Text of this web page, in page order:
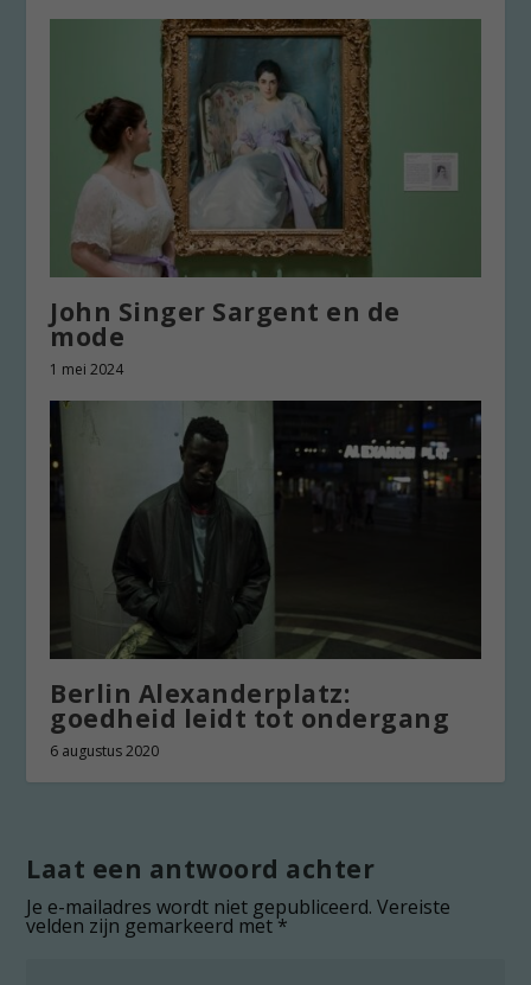
John Singer Sargent en de
mode
1 mei 2024
Berlin Alexanderplatz:
goedheid leidt tot ondergang
6 augustus 2020
Laat een antwoord achter
Je e-mailadres wordt niet gepubliceerd. Vereiste
velden zijn gemarkeerd met*